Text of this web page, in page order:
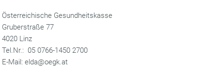
Österreichische Gesundheitskasse
Gruberstraße 77
4020 Linz
Tel.Nr.: 05 0766-1450 2700
E-Mail: elda@oegk.at